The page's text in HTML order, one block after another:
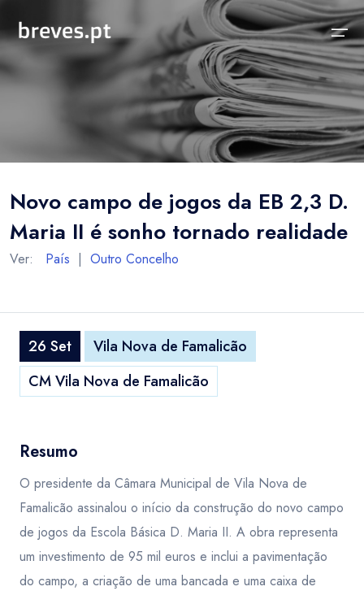
Notícias
Concelhos Vizinhos
Distrito
Temas
Sobre
Funcionalidades
As nossas Fontes
Contactos
Novo campo de jogos da EB 2,3 D.
Maria II é sonho tornado realidade
Ver: País | Outro Concelho
26 Set
Vila Nova de Famalicão
CM Vila Nova de Famalicão
Resumo
O presidente da Câmara Municipal de Vila Nova de
Famalicão assinalou o início da construção do novo campo
de jogos da Escola Básica D. Maria II. A obra representa
um investimento de 95 mil euros e inclui a pavimentação
do campo, a criação de uma bancada e uma caixa de